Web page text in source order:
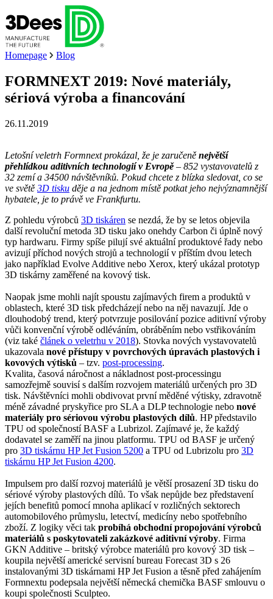
Homepage Blog
FORMNEXT 2019: Nové materiály,
sériová výroba a financování
26.11.2019
Letošní veletrh Formnext prokázal, že je zaručeně největší
přehlídkou aditivních technologií v Evropě– 852 vystavovatelů z
32 zemí a 34500 návštěvníků. Pokud chcete z blízka sledovat, co se
ve světě 3D tisku děje a na jednom místě potkat jeho nejvýznamnější
hybatele, je to právě ve Frankfurtu.
Z pohledu výrobců 3D tiskáren se nezdá, že by se letos objevila
další revoluční metoda 3D tisku jako onehdy Carbon či úplně nový
typ hardwaru. Firmy spíše pilují své aktuální produktové řady nebo
avizují příchod nových strojů a technologií v příštím dvou letech
jako například Evolve Additive nebo Xerox, který ukázal prototyp
3D tiskárny zaměřené na kovový tisk.
Naopak jsme mohli najít spoustu zajímavých firem a produktů v
oblastech, které 3D tisk předcházejí nebo na něj navazují. Jde o
dlouhodobý trend, který potvrzuje posilování pozice aditivní výroby
vůči konvenční výrobě odléváním, obráběním nebo vstřikováním
(viz také článek o veletrhu v 2018). Stovka nových vystavovatelů
ukazovala nové přístupy v povrchových úpravách plastových i
kovových výtisků – tzv. post-processing.
Kvalita, časová náročnost a nákladnost post-processingu
samozřejmě souvisí s dalším rozvojem materiálů určených pro 3D
tisk. Návštěvníci mohli obdivovat první měděné výtisky, zdravotně
méně závadné pryskyřice pro SLA a DLP technologie nebo nové
materiály pro sériovou výrobu plastových dílů. HP představilo
TPU od společností BASF a Lubrizol. Zajímavé je, že každý
dodavatel se zaměří na jinou platformu. TPU od BASF je určený
pro 3D tiskárnu HP Jet Fusion 5200 a TPU od Lubrizolu pro 3D
tiskárnu HP Jet Fusion 4200.
Impulsem pro další rozvoj materiálů je větší prosazení 3D tisku do
sériové výroby plastových dílů. To však nepůjde bez představení
jejích benefitů pomocí mnoha aplikací v rozličných sektorech
automobilového průmyslu, letectví, medicíny nebo spotřebního
zboží. Z logiky věci tak probíhá obchodní propojování výrobců
materiálů s poskytovateli zakázkové aditivní výroby. Firma
GKN Additive – britský výrobce materiálů pro kovový 3D tisk –
koupila největší americké servisní bureau Forecast 3D s 26
instalovanými 3D tiskárnami HP Jet Fusion a těsně před zahájením
Formnextu podepsala největší německá chemička BASF smlouvu o
koupi společnosti Sculpteo.